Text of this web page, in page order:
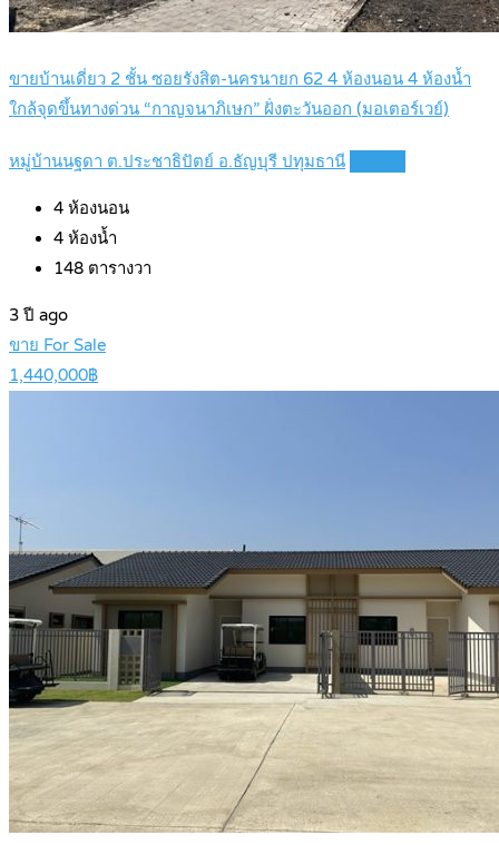
ขายบ้านเดี่ยว 2 ชั้น ซอยรังสิต-นครนายก 62 4 ห้องนอน 4 ห้องน้ำ
ใกล้จุดขึ้นทางด่วน “กาญจนาภิเษก” ฝั่งตะวันออก (มอเตอร์เวย์)
หมู่บ้านนฐดา ต.ประชาธิปัตย์ อ.ธัญบุรี ปทุมธานี
4 ห้องนอน
4 ห้องน้ำ
148 ตารางวา
3 ปี ago
ขาย For Sale
1,440,000฿